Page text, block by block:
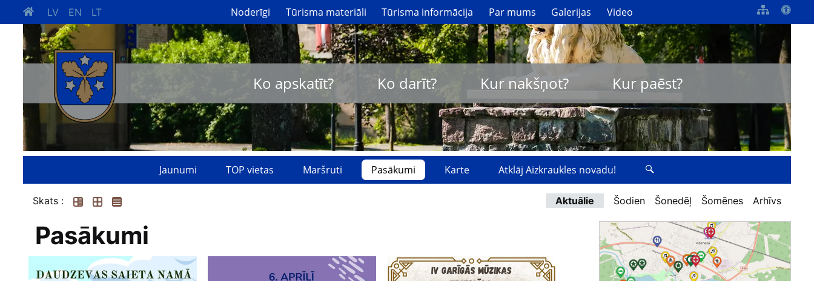
LV EN LT Noderīgi Tūrisma materiāli Tūrisma informācija Par mums Galerijas Video
Ko apskatīt? Ko darīt? Kur nakšņot? Kur paēst?
Jaunumi TOP vietas Maršruti Pasākumi Karte Atklāj Aizkraukles novadu!
Skats : Aktuālie Šodien Šonedēļ Šomēnes Arhīvs
Pasākumi